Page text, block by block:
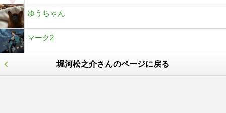
ゆうちゃん
マーク2
堀河松之介さんのページに戻る